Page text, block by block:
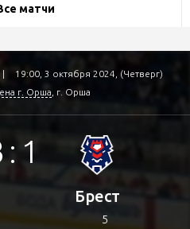
матчи
|
19:00, 3 октября 2024, (Четверг)
г. Орша , г. Орша
: 1
Брест
5